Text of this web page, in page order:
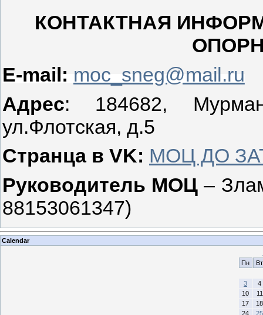
КОНТАКТНАЯ
E-mail: moc_sneg@mail.ru
Адрес: 184682,
ул.Флотская, д.5
Странца в VK: МОЦ ДО
Руководитель МОЦ–
88153061347)
Calendar
Пн
Вт
3
4
10
11
17
18
24
25